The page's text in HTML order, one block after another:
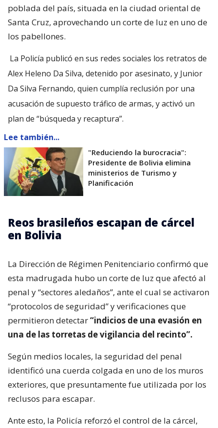
poblada del país, situada en la ciudad oriental de
Santa Cruz, aprovechando un corte de luz en uno de
los pabellones.
La Policía publicó en sus redes sociales los retratos de
Alex Heleno Da Silva, detenido por asesinato, y Junior
Da Silva Fernando, quien cumplía reclusión por una
acusación de supuesto tráfico de armas, y activó un
plan de “búsqueda y recaptura”.
Lee también...
"Reduciendo la burocracia":
Presidente de Bolivia elimina
ministerios de Turismo y
Planificación
Reos brasileños escapan de cárcel
en Bolivia
La Dirección de Régimen Penitenciario confirmó que
esta madrugada hubo un corte de luz que afectó al
penal y “sectores aledaños”, ante el cual se activaron
“protocolos de seguridad” y verificaciones que
permitieron detectar“indicios de una evasión en
una de las torretas de vigilancia del recinto”.
Según medios locales, la seguridad del penal
identificó una cuerda colgada en uno de los muros
exteriores, que presuntamente fue utilizada por los
reclusos para escapar.
Ante esto, la Policía reforzó el control de la cárcel,